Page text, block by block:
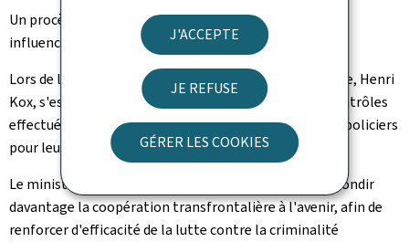
J'ACCEPTE
JE REFUSE
GÉRER LES COOKIES
Un procès-verbal suite à la conduite d'un véhicule sous
influence d'alcool a été établi.
Lors de l'opération, le ministre de la Sécurité intérieure, Henri
Kox, s'est rendu sur place pour se faire une idée des contrôles
effectués et a profité de l'occasion pour remercier les policiers
pour leur excellent travail au nom de la sécurité.
Le ministre a également exprimé sa volonté d'approfondir
davantage la coopération transfrontalière à l'avenir, afin de
renforcer d'efficacité de la lutte contre la criminalité